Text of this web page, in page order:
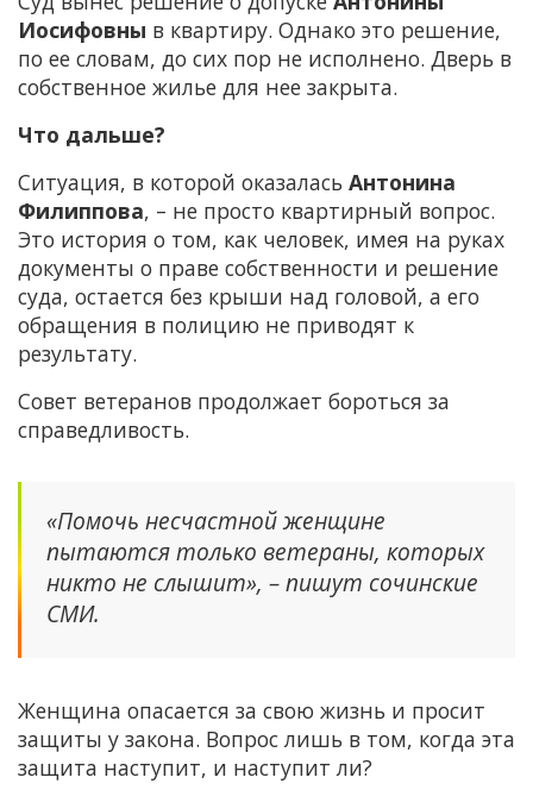
Иосифовны в квартиру. Однако это решение,
по ее словам, до сих пор не исполнено. Дверь в
собственное жилье для нее закрыта.
Что дальше?
Ситуация, в которой оказалась Антонина
Филиппова, – не просто квартирный вопрос.
Это история о том, как человек, имея на руках
документы о праве собственности и решение
суда, остается без крыши над головой, а его
обращения в полицию не приводят к
результату.
Совет ветеранов продолжает бороться за
справедливость.
«Помочь несчастной женщине
пытаются только ветераны, которых
никто не слышит», – пишут сочинские
СМИ.
Женщина опасается за свою жизнь и просит
защиты у закона. Вопрос лишь в том, когда эта
защита наступит, и наступит ли?